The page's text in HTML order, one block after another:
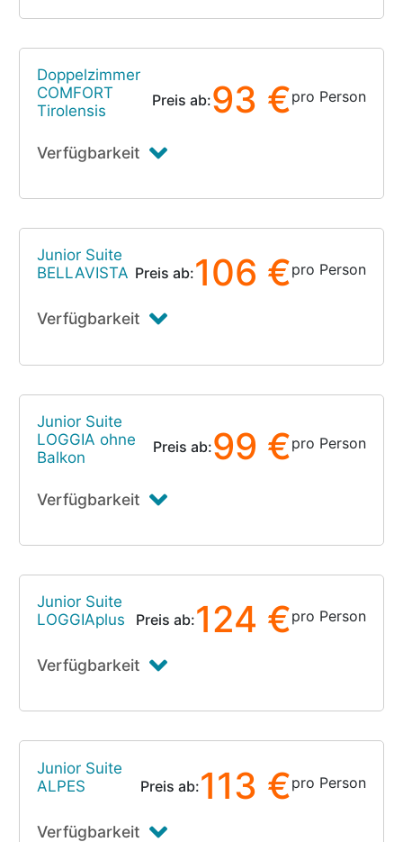
Doppelzimmer
COMFORT
Tirolensis
Preis ab:93 €pro Person
Verfügbarkeit
Junior Suite
BELLAVISTA Preis ab:106 €pro Person
Verfügbarkeit
Junior Suite
LOGGIA ohne
Balkon
Preis ab:99 €pro Person
Verfügbarkeit
Junior Suite
LOGGIAplus
Preis ab:124 €pro Person
Verfügbarkeit
Junior Suite
ALPES
Preis ab:113 €pro Person
Verfügbarkeit